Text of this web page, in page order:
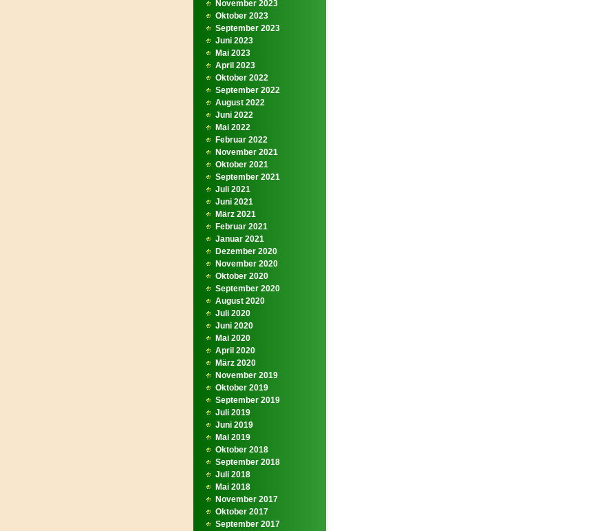
November 2023
Oktober 2023
September 2023
Juni 2023
Mai 2023
April 2023
Oktober 2022
September 2022
August 2022
Juni 2022
Mai 2022
Februar 2022
November 2021
Oktober 2021
September 2021
Juli 2021
Juni 2021
März 2021
Februar 2021
Januar 2021
Dezember 2020
November 2020
Oktober 2020
September 2020
August 2020
Juli 2020
Juni 2020
Mai 2020
April 2020
März 2020
November 2019
Oktober 2019
September 2019
Juli 2019
Juni 2019
Mai 2019
Oktober 2018
September 2018
Juli 2018
Mai 2018
November 2017
Oktober 2017
September 2017